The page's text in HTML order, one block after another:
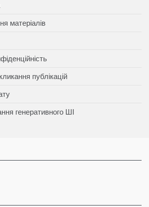
матеріалів
публікацій
генеративного ШІ